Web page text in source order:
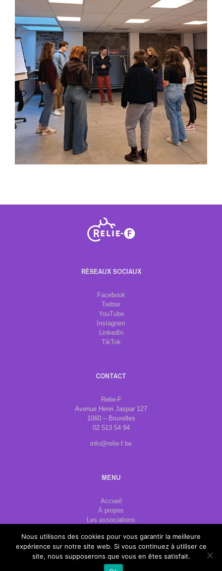
RÉSEAUX SOCIAUX
Facebook
Twitter
YouTube
Instagram
LinkedIn
TikTok
CONTACT
Relie-F
Avenue Henri Jaspar 127
1060 – Bruxelles
02 513 54 94
info@relie-f.be
MENU
Accueil
À propos
Les associations
Publications
Contact
Nous utilisons des cookies pour vous garantir la meilleure
expérience sur notre site web. Si vous continuez à utiliser ce
site, nous supposerons que vous en êtes satisfait.